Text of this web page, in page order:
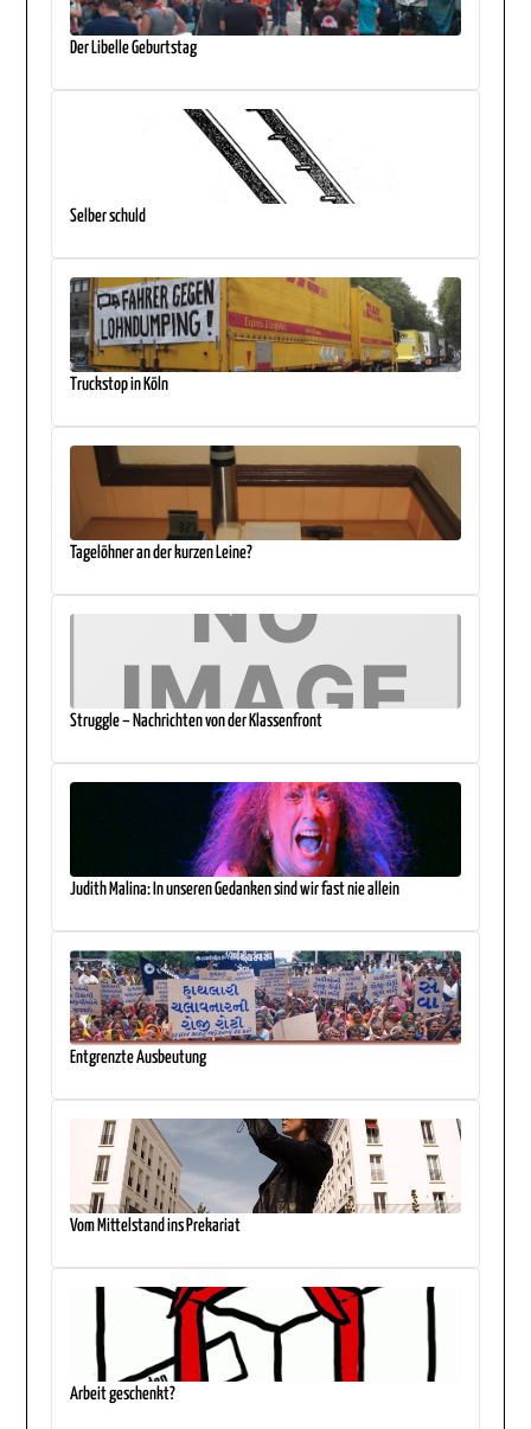
Der Libelle Geburtstag
Selber schuld
Truckstop in Köln
Tagelöhner an der kurzen Leine?
Struggle – Nachrichten von der Klassenfront
Judith Malina: In unseren Gedanken sind wir fast nie allein
Entgrenzte Ausbeutung
Vom Mittelstand ins Prekariat
Arbeit geschenkt?